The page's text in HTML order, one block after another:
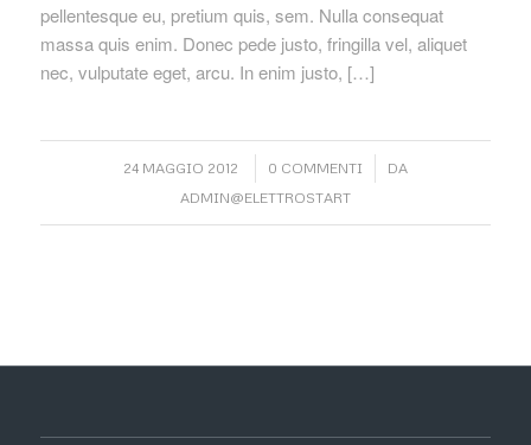
pellentesque eu, pretium quis, sem. Nulla consequat
massa quis enim. Donec pede justo, fringilla vel, aliquet
nec, vulputate eget, arcu. In enim justo, […]
24 MAGGIO 2012
/ 0 COMMENTI
/
DA
ADMIN@ELETTROSTART